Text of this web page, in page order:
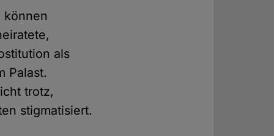
können
als
Palast.
trotz,
stigmatisiert.